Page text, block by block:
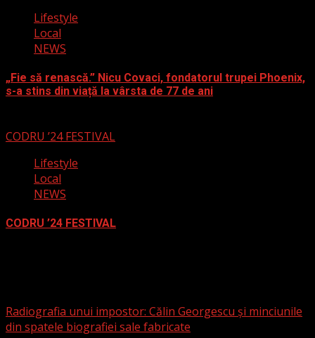
Lifestyle
Local
NEWS
„Fie să renască.” Nicu Covaci, fondatorul trupei Phoenix,
s-a stins din viață la vârsta de 77 de ani
CODRU ’24 FESTIVAL
Lifestyle
Local
NEWS
CODRU ’24 FESTIVAL
Radiografia unui impostor: Călin Georgescu și minciunile
din spatele biografiei sale fabricate